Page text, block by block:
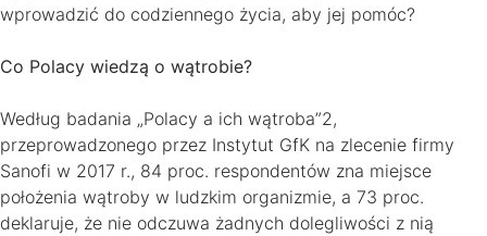
wprowadzić do codziennego życia, aby jej pomóc?
Co Polacy wiedzą o wątrobie?
Według badania „Polacy a ich wątroba”2,
przeprowadzonego przez Instytut GfK na zlecenie firmy
Sanofi w 2017 r., 84 proc. respondentów zna miejsce
położenia wątroby w ludzkim organizmie, a 73 proc.
deklaruje, że nie odczuwa żadnych dolegliwości z nią